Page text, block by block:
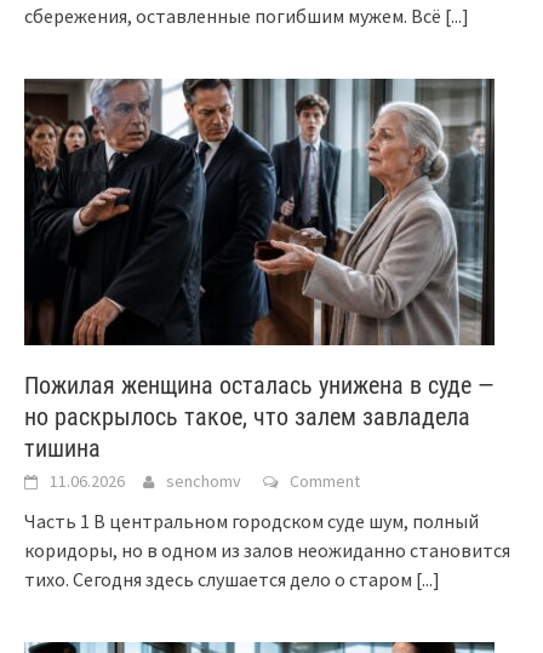
сбережения, оставленные погибшим мужем. Всё [...]
Пожилая женщина осталась унижена в суде —
но раскрылось такое, что залем завладела
тишина
11.06.2026 senchomv Comment
Часть 1 В центральном городском суде шум, полный
коридоры, но в одном из залов неожиданно становится
тихо. Сегодня здесь слушается дело о старом [...]